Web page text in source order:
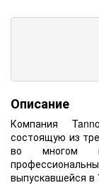
Описание
Компания
состоящую из
во многом
выпускавшейся